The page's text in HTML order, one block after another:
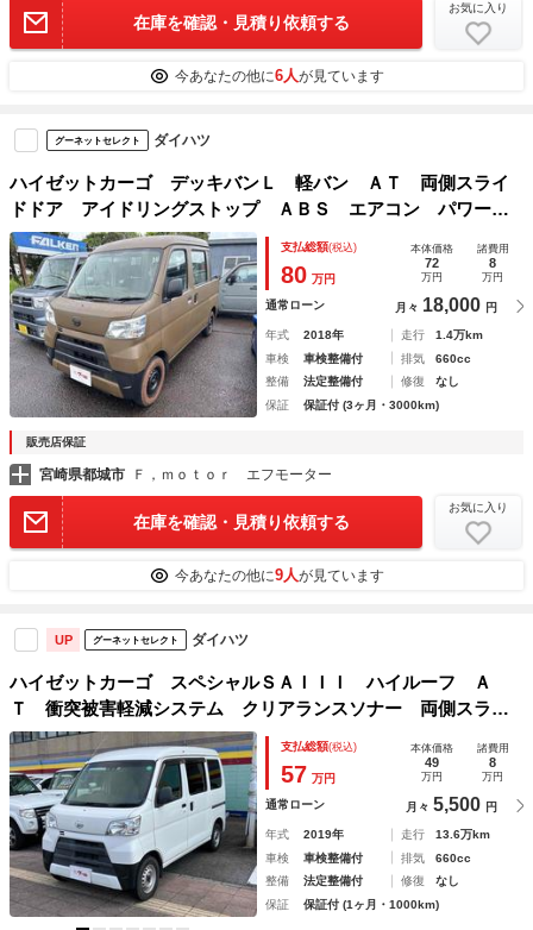
在庫を確認・見積り依頼する
お気に入り
今あなたの他に6人が見ています
グーネットセレクト ダイハツ
ハイゼットカーゴ デッキバンＬ 軽バン ＡＴ 両側スライ
ドドア アイドリングストップ ＡＢＳ エアコン パワース
テアリング パワーウィンドウ 運転席エアバッグ 助手席エ
アバッグ ＣＤ
支払総額(税込)
80 万円
本体価格
72
万円
諸費用
8
万円
通常ローン 月々 18,000 円
年式 2018年 走行
1.4万km
車検
車検整備付 排気
660cc
整備
法定整備付 修復
なし
保証
保証付 (3ヶ月・3000km)
販売店保証
宮崎県都城市 Ｆ，ｍｏｔｏｒ エフモーター
在庫を確認・見積り依頼する
お気に入り
今あなたの他に9人が見ています
UP グーネットセレクト ダイハツ
ハイゼットカーゴ スペシャルＳＡＩＩＩ ハイルーフ Ａ
Ｔ 衝突被害軽減システム クリアランスソナー 両側スライ
ドドア アイドリングストップ オートマチックハイビーム
ＡＢＳ ＥＳＣ エアコン パワーステアリング
支払総額(税込)
57 万円
本体価格
49
万円
諸費用
8
万円
通常ローン 月々 5,500 円
年式 2019年 走行
13.6万km
車検
車検整備付 排気
660cc
整備
法定整備付 修復
なし
保証
保証付 (1ヶ月・1000km)